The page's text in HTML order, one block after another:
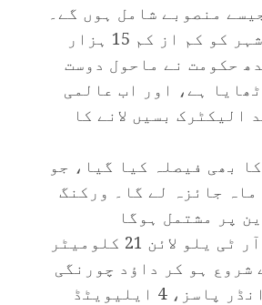
منصوبے شامل ہوں گے۔
مراد علی شاہ نے کہا کہ کراچی جیسے بڑے شہر کو کم از کم 15 ہزار
حکومت نے ماحول دوست
ہے، اور اب عالمی
نجی شعبے کے تعاون سے 2000 مزید الیکٹرک بسیں لانے کا
بھی فیصلہ کیا گیا، جو
ماہ جائزہ لے گا۔ ورکنگ
پر مشتمل ہوگا
وزیرٹرانسپورٹ شرجیل میمن نےکہاکہ بی آر ٹی یلو لائن 21 کلومیٹر
شروع ہو کر داؤد چورنگی
تک جائے گا۔ اس میں 21 گریڈ اسٹیشنز، 4 انڈر پاسز، 4 ایلیویٹڈ